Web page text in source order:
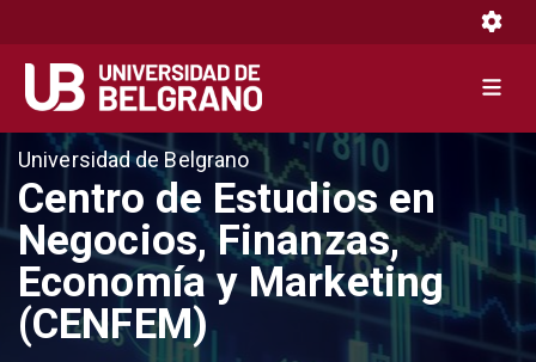
contenido
principal
Universidad de Belgrano
Centro de Estudios en
Negocios, Finanzas,
Economía y Marketing
(CENFEM)